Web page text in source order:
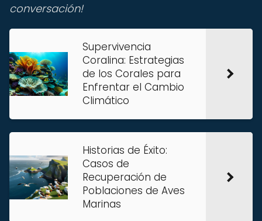
conversación!
Supervivencia
Coralina: Estrategias
de los Corales para
Enfrentar el Cambio
Climático
Historias de Éxito:
Casos de
Recuperación de
Poblaciones de Aves
Marinas